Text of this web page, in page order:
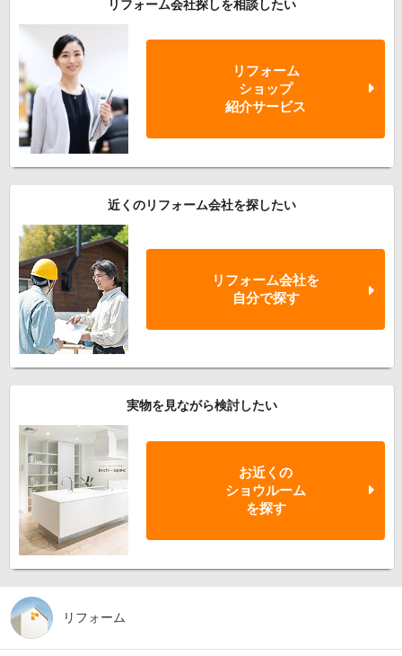
リフォーム会社探しを相談したい
リフォーム
ショップ
紹介サービス
近くのリフォーム会社を探したい
リフォーム会社を
自分で探す
実物を見ながら検討したい
お近くの
ショウルーム
を探す
リフォーム